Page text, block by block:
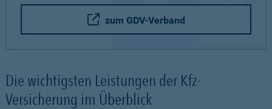
zum GDV-Verband
Die wichtigsten Leistungen der Kfz-
Versicherung im Überblick